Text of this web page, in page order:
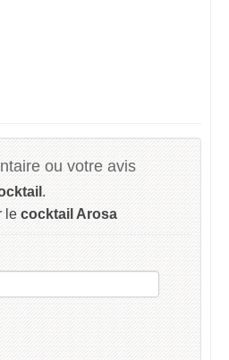
ou votre avis
.
le cocktail Arosa